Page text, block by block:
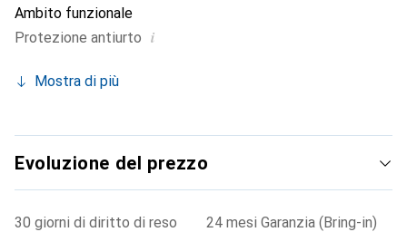
Ambito funzionale
Protezione antiurto i
Mostra di più
Evoluzione del prezzo
30 giorni di diritto di reso
24 mesi Garanzia (Bring-in)